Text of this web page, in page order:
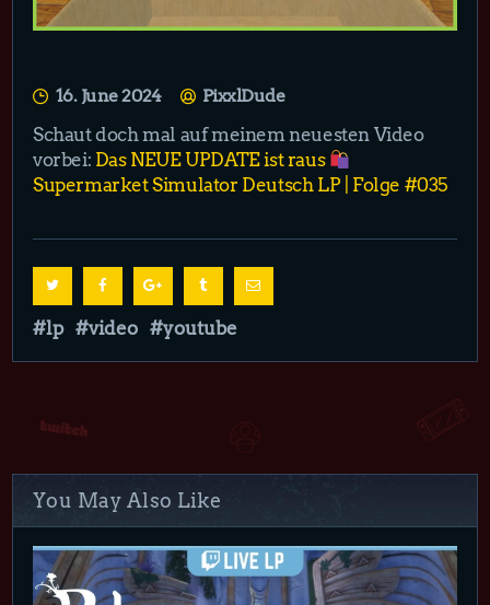
16. June 2024 PixxlDude
Schaut doch mal auf meinem neuesten Video
vorbei: Das NEUE UPDATE ist raus
Supermarket Simulator Deutsch LP | Folge #035
lp video youtube
You May Also Like